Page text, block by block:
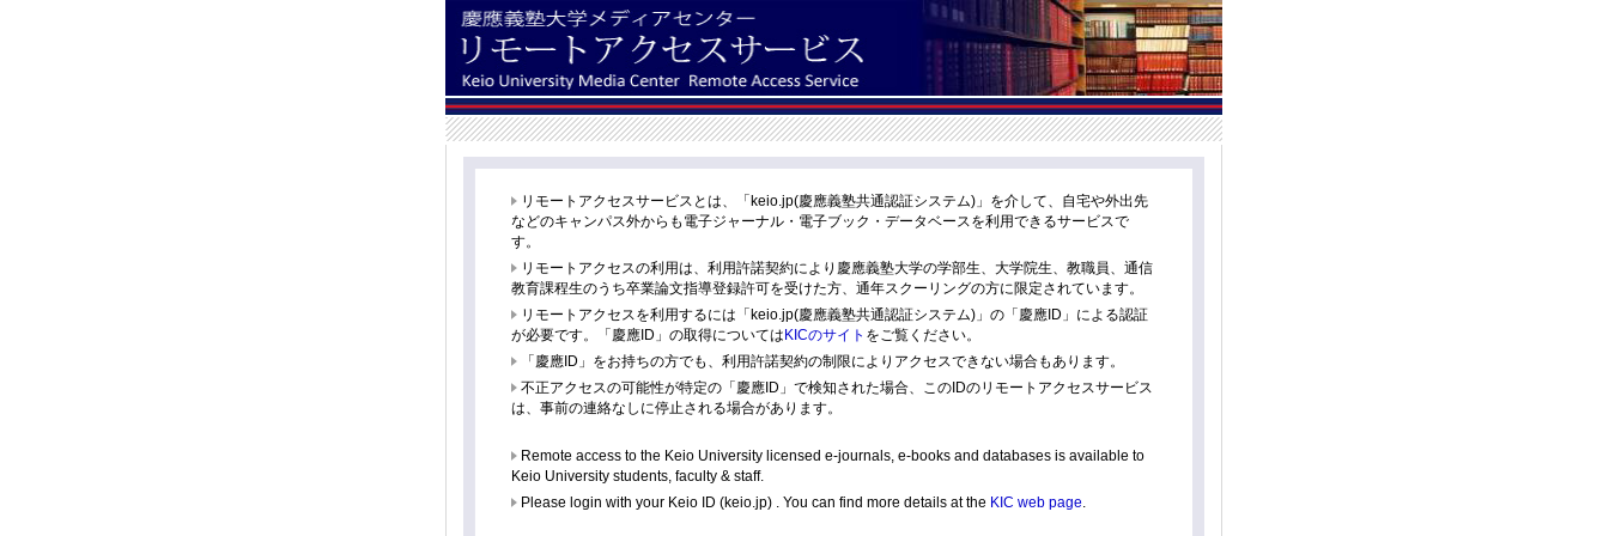
リモートアクセスサービスとは、「keio.jp(慶應義塾共通認証システム)」を介して、自宅や外出先
などのキャンパス外からも電子ジャーナル・電子ブック・データベースを利用できるサービスで
す。
リモートアクセスの利用は、利用許諾契約により慶應義塾大学の学部生、大学院生、教職員、通信
教育課程生のうち卒業論文指導登録許可を受けた方、通年スクーリングの方に限定されています。
リモートアクセスを利用するには「keio.jp(慶應義塾共通認証システム)」の「慶應ID」による認証
が必要です。「慶應ID」の取得については KICのサイト をご覧ください。
「慶應ID」をお持ちの方でも、利用許諾契約の制限によりアクセスできない場合もあります。
不正アクセスの可能性が特定の「慶應ID」で検知された場合、このIDのリモートアクセスサービス
は、事前の連絡なしに停止される場合があります。
Remote access to the Keio University licensed e-journals, e-books and databases is available to
Keio University students, faculty & staff.
Please login with your Keio ID (keio.jp) . You can find more details at the KIC web page.